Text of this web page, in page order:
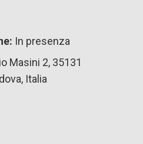
In presenza
Masini 2, 35131
Italia